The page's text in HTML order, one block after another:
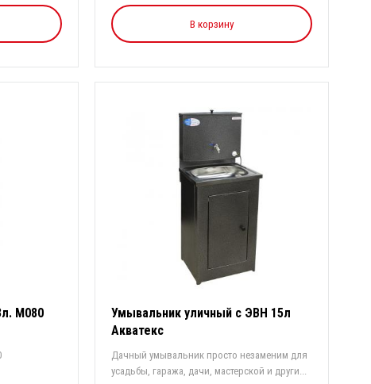
В корзину
М080
Умывальник уличный с ЭВН 15л
Акватекс
Дачный умывальник просто незаменим для
усадьбы, гаража, дачи, мастерской и други...